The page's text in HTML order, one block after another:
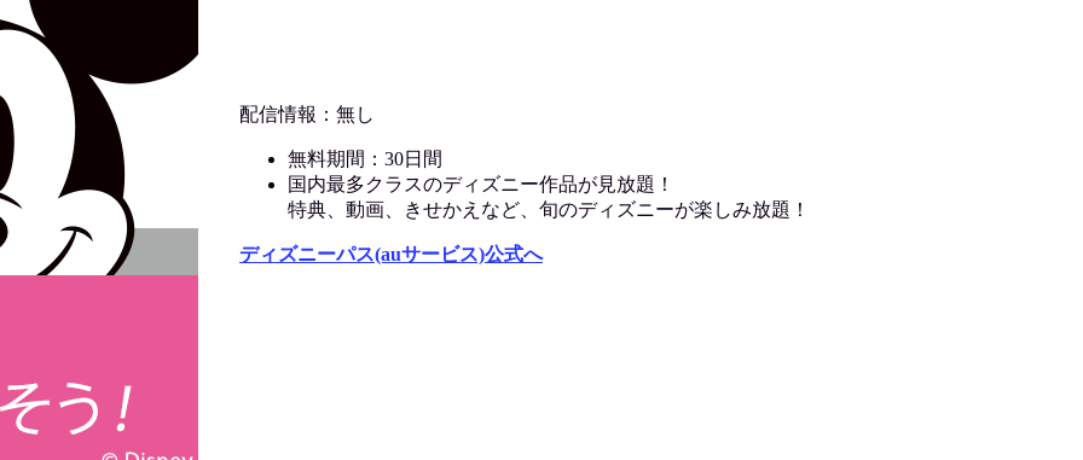
配信情報：無し
無料期間：30日間
国内最多クラスのディズニー作品が見放題！
特典、動画、きせかえなど、旬のディズニーが楽しみ放題！
ディズニーパス(auサービス)公式へ